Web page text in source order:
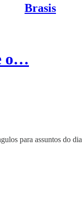
Brasis
o…
para assuntos do dia